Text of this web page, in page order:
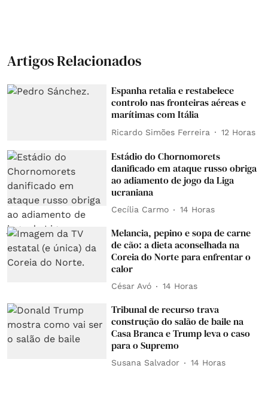
Artigos Relacionados
Espanha retalia e restabelece
controlo nas fronteiras aéreas e
marítimas com Itália
Ricardo Simões Ferreira 12 Horas
Estádio do Chornomorets
danificado em ataque russo obriga
ao adiamento de jogo da Liga
ucraniana
Cecília Carmo 14 Horas
Melancia, pepino e sopa de carne
de cão: a dieta aconselhada na
Coreia do Norte para enfrentar o
calor
César Avó 14 Horas
Tribunal de recurso trava
construção do salão de baile na
Casa Branca e Trump leva o caso
para o Supremo
Susana Salvador 14 Horas